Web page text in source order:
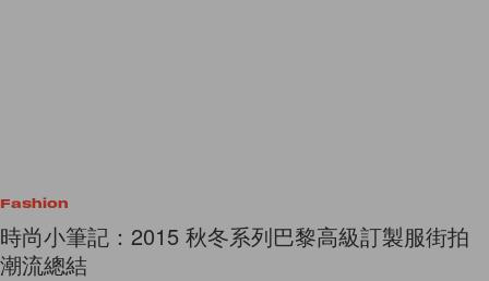
Fashion
時尚小筆記：2015 秋冬系列巴黎高級訂製服街拍
潮流總結